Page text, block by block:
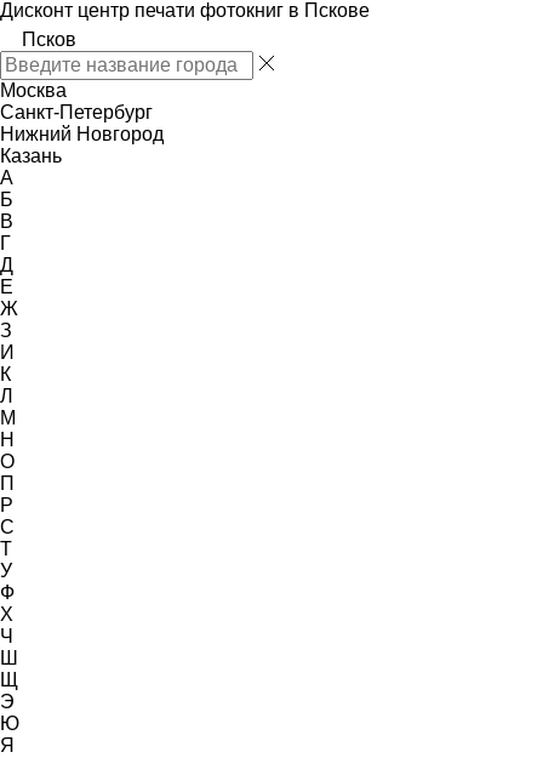
Дисконт центр печати фотокниг в Пскове
Псков
Москва
Санкт-Петербург
Нижний Новгород
Казань
А
Б
В
Г
Д
Е
Ж
З
И
К
Л
М
Н
О
П
Р
С
Т
У
Ф
Х
Ч
Ш
Щ
Э
Ю
Я